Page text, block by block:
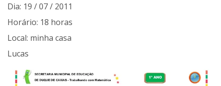
Dia: 19 / 07 / 2011
Horário: 18 horas
Local: minha casa
Lucas